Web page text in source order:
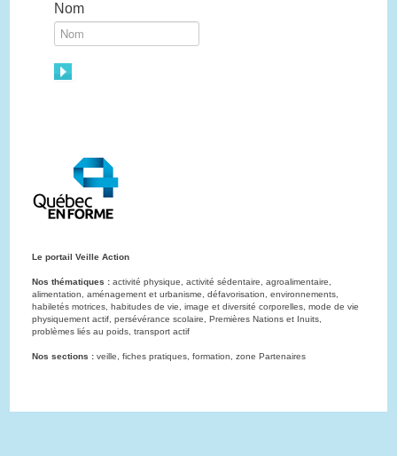
Nom
Le portail Veille Action
Nos thématiques : activité physique, activité sédentaire, agroalimentaire,
alimentation, aménagement et urbanisme, défavorisation, environnements,
habiletés motrices, habitudes de vie, image et diversité corporelles, mode de vie
physiquement actif, persévérance scolaire, Premières Nations et Inuits,
problèmes liés au poids, transport actif
Nos sections : veille, fiches pratiques, formation, zone Partenaires